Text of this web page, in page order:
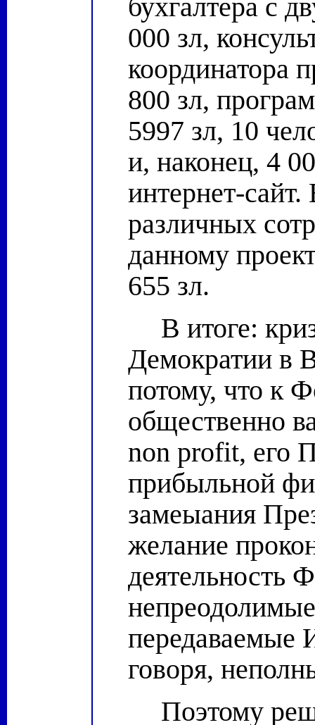
бухгалтера с
000 зл,
координатора
800 зл,
5997 зл, 10
и, наконец, 4
интернет-
различных
данному
655 зл.
В итоге:
Демократии в
потому, что к
общественно
non profit, его
прибыльной
замеыания
желание
деятельность
передаваемые
говоря,
Поэтому